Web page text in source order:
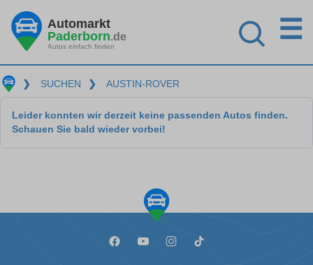
Automarkt
Paderborn.de
Autos einfach finden
☰
❯ SUCHEN ❯ AUSTIN-ROVER
Leider konnten wir derzeit keine passenden Autos finden.
Schauen Sie bald wieder vorbei!